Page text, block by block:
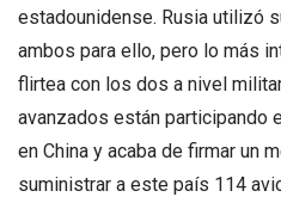
estadounidense. Rusia utilizó
ambos para ello, pero lo más
flirtea con los dos a nivel
avanzados están participando
en China y acaba de firmar un
suministrar a este país 114